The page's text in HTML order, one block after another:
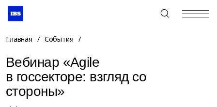
+7 (495) 967-80-80
Главная / События /
Вебинар «Agile
в госсекторе: взгляд со
стороны»